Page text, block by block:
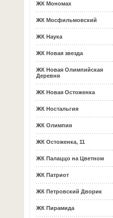
ЖК Мономах
ЖК Мосфильмовский
ЖК Наука
ЖК Новая звезда
ЖК Новая Олимпийская
Деревня
ЖК Новая Остоженка
ЖК Ностальгия
ЖК Олимпия
ЖК Остоженка, 11
ЖК Палаццо на Цветном
ЖК Патриот
ЖК Петровский Дворик
ЖК Пирамида